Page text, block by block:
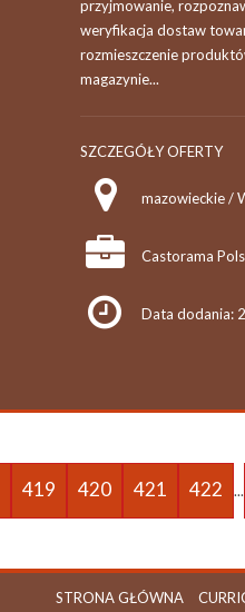
przyjmowanie,
weryfikacja dostaw
rozmieszczenie
magazynie...
SZCZEGÓŁY OFERTY
Castorama
Data dodania:
419 420 421 422 ...
STRONA GŁÓWNA